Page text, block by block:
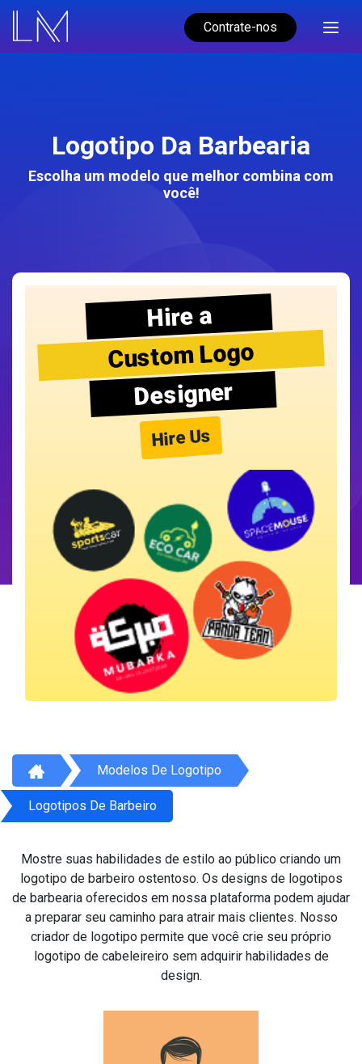
Contrate-nos
Logotipo Da Barbearia
Escolha um modelo que melhor combina com
você!
Hire a
Custom Logo
Designer
Hire Us
Modelos De Logotipo
Logotipos De Barbeiro
Mostre suas habilidades de estilo ao público criando um
logotipo de barbeiro ostentoso. Os designs de logotipos
de barbearia oferecidos em nossa plataforma podem ajudar
a preparar seu caminho para atrair mais clientes. Nosso
criador de logotipo permite que você crie seu próprio
logotipo de cabeleireiro sem adquirir habilidades de
design.